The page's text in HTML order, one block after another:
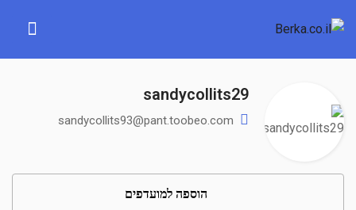
sandycollits29
sandycollits93@pant.toobeo.com
הוספה למועדפים